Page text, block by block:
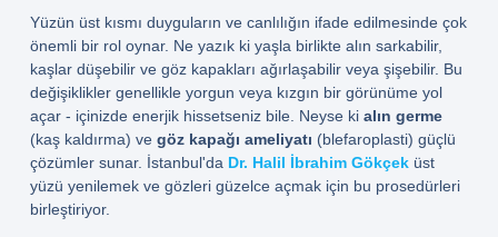
Yüzün üst kısmı duyguların ve canlılığın ifade edilmesinde çok
önemli bir rol oynar. Ne yazık ki yaşla birlikte alın sarkabilir,
kaşlar düşebilir ve göz kapakları ağırlaşabilir veya şişebilir. Bu
değişiklikler genellikle yorgun veya kızgın bir görünüme yol
açar - içinizde enerjik hissetseniz bile. Neyse ki alın germe
(kaş kaldırma) ve göz kapağı ameliyatı (blefaroplasti) güçlü
çözümler sunar. İstanbul'da Dr. Halil İbrahim Gökçeküst
yüzü yenilemek ve gözleri güzelce açmak için bu prosedürleri
birleştiriyor.